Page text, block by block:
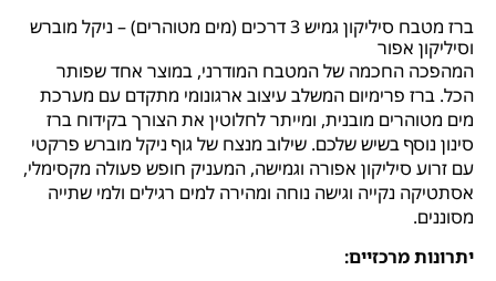
ברז מטבח סיליקון גמיש 3 דרכים (מים מטוהרים) – ניקל מוברש
וסיליקון אפור
המהפכה החכמה של המטבח המודרני, במוצר אחד שפותר
הכל. ברז פרימיום המשלב עיצוב ארגונומי מתקדם עם מערכת
מים מטוהרים מובנית, ומייתר לחלוטין את הצורך בקידוח ברז
סינון נוסף בשיש שלכם. שילוב מנצח של גוף ניקל מוברש פרקטי
עם זרוע סיליקון אפורה וגמישה, המעניק חופש פעולה מקסימלי,
אסתטיקה נקייה וגישה נוחה ומהירה למים רגילים ולמי שתייה
מסוננים.
יתרונות מרכזיים: